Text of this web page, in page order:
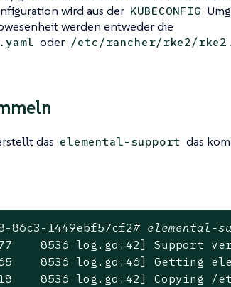
wird aus der KUBECONFIG
werden entweder die
oder /etc/rancher/rke2/
das elemental-support das
86c3-1449ebf57cf2# elemental-
8536 log.go:42] Support
8536 log.go:46] Getting
8536 log.go:42] Copying /